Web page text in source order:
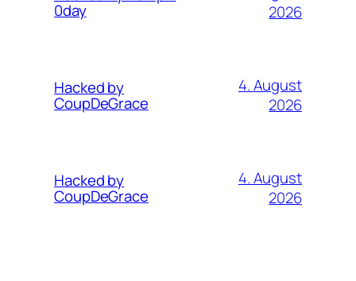
0day
2026
Hacked by
CoupDeGrace
4. August
2026
Hacked by
CoupDeGrace
4. August
2026